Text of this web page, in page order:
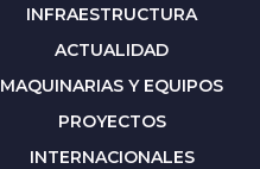
INFRAESTRUCTURA
ACTUALIDAD
MAQUINARIAS Y EQUIPOS
PROYECTOS
INTERNACIONALES